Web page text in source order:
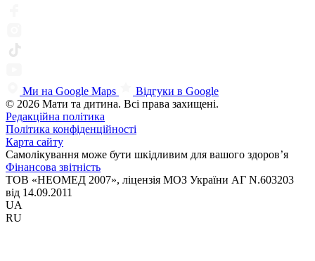
Ми на Google Maps
Відгуки в Google
© 2026 Мати та дитина. Всі права захищені.
Редакційна політика
Політика конфіденційності
Карта сайту
Самолікування може бути шкідливим для вашого здоров’я
Фінансова звітність
ТОВ «НЕОМЕД 2007», ліцензія МОЗ України АГ N.603203
від 14.09.2011
UA
RU